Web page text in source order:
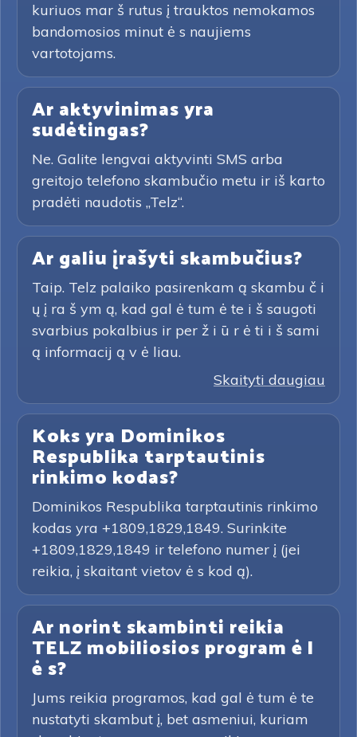
kuriuos mar š rutus į trauktos nemokamos
bandomosios minut ė s naujiems
vartotojams.
Ar aktyvinimas yra
sudėtingas?
Ne. Galite lengvai aktyvinti SMS arba
greitojo telefono skambučio metu ir iš karto
pradėti naudotis „Telz“.
Ar galiu įrašyti skambučius?
Taip. Telz palaiko pasirenkam ą skambu č i
ų į ra š ym ą, kad gal ė tum ė te i š saugoti
svarbius pokalbius ir per ž i ū r ė ti i š sami
ą informacij ą v ė liau.
Skaityti daugiau
Koks yra Dominikos
Respublika tarptautinis
rinkimo kodas?
Dominikos Respublika tarptautinis rinkimo
kodas yra +1809,1829,1849. Surinkite
+1809,1829,1849 ir telefono numer į (jei
reikia, į skaitant vietov ė s kod ą).
Ar norint skambinti reikia
TELZ mobiliosios program ė l
ė s?
Jums reikia programos, kad gal ė tum ė te
nustatyti skambut į, bet asmeniui, kuriam